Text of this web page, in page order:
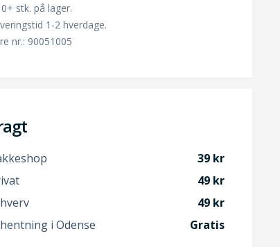
stk. på lager.
1-2 hverdage.
nr.: 90051005
39
49
49
i Odense
Gratis